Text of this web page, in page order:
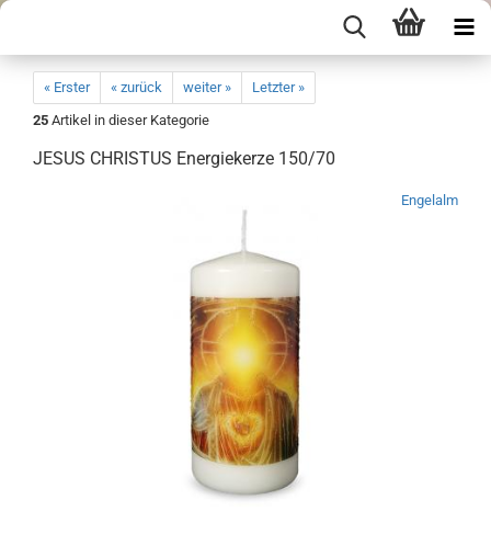
« Erster « zurück weiter »
Letzter »
25 Artikel in dieser Kategorie
JESUS CHRISTUS Energiekerze 150/70
Engelalm